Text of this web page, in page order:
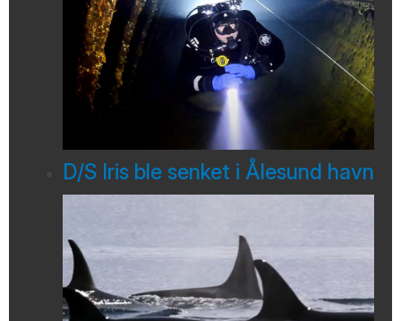
D/S Iris ble senket i Ålesund havn